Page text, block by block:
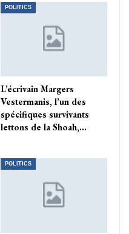
POLITICS
L’écrivain Margers
Vestermanis, l’un des
spécifiques survivants
lettons de la Shoah,…
POLITICS